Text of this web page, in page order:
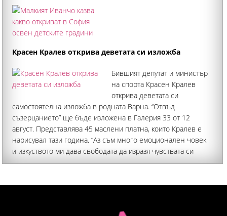
Красен Кралев открива деветата си изложба
Бившият депутат и министър
на спорта Красен Кралев
открива деветата си
самостоятелна изложба в родната Варна. “Отвъд
съзерцанието” ще бъде изложена в Галерия 33 от 12
август. Представлява 45 маслени платна, които Кралев е
нарисувал тази година. “Аз съм много емоционален човек
и изкуството ми дава свободата да изразя чувствата си